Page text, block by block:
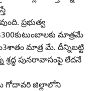
ప్రభుత్వ
మాత్రమే
మాత్ర మే. దీన్నిబట్టి
శ్రద్ధ పునరావాసంపై లేదనే
గోదావరి జిల్లాలోని